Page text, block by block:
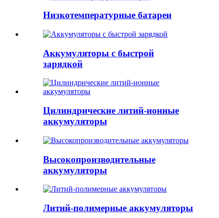
Низкотемпературные батареи
Аккумуляторы с быстрой
зарядкой
Цилиндрические литий-ионные
аккумуляторы
Высокопроизводительные
аккумуляторы
Литий-полимерные аккумуляторы